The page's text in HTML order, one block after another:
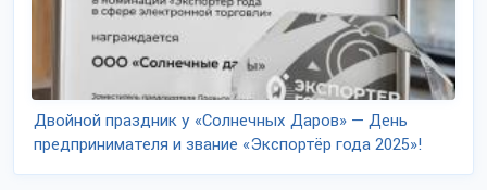
Двойной праздник у «Солнечных Даров» — День
предпринимателя и звание «Экспортёр года 2025»!